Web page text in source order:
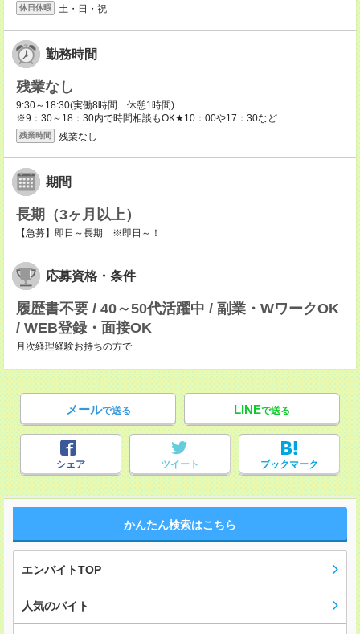
休日休暇 土・日・祝
勤務時間
残業なし
9:30～18:30(実働8時間 休憩1時間)
※9：30～18：30内で時間相談もOK★10：00や17：30など
残業時間 残業なし
期間
長期（3ヶ月以上）
【急募】即日～長期 ※即日～！
応募資格・条件
履歴書不要 / 40～50代活躍中 / 副業・WワークOK
/ WEB登録・面接OK
月次経理経験お持ちの方で
メールで送る LINEで送る
シェア ツイート ブックマーク
かんたん検索はこちら
エンバイトTOP
人気のバイト